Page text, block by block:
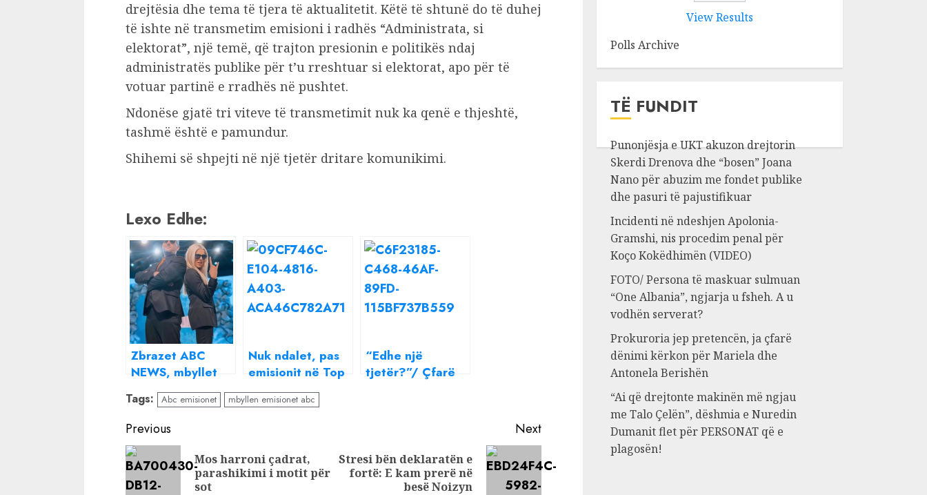
drejtësia dhe tema të tjera të aktualitetit. Këtë të shtunë do të duhej
të ishte në transmetim emisioni i radhës “Administrata, si
elektorat”, një temë, që trajton presionin e politikës ndaj
administratës publike për t’u rreshtuar si elektorat, apo për të
votuar partinë e rradhës në pushtet.
Ndonëse gjatë tri viteve të transmetimit nuk ka qenë e thjeshtë,
tashmë është e pamundur.
Shihemi së shpejti në një tjetër dritare komunikimi.
Lexo Edhe:
Zbrazet ABC
NEWS, mbyllet
edhe emisioni
“Piranjat”, ikën
kryeredaktori i
Abcnews.al
Nuk ndalet, pas
emisionit në Top
Channel, Romeo
Veshaj gati një
emër të njohur
“Edhe një
tjetër?”/ Çfarë
Tags: Abc emisionet mbyllen emisionet abc
Continue
Reading
Previous
Previous
Mos harroni çadrat,
parashikimi i motit për
sot
Next
Next
Stresi bën deklaratën e
fortë: E kam prerë në
besë Noizyn
View Results
Polls Archive
TË FUNDIT
Punonjësja e UKT akuzon drejtorin
Skerdi Drenova dhe “bosen” Joana
Nano për abuzim me fondet publike
dhe pasuri të pajustifikuar
Incidenti në ndeshjen Apolonia-
Gramshi, nis procedim penal për
Koço Kokëdhimën (VIDEO)
FOTO/ Persona të maskuar sulmuan
“One Albania”, ngjarja u fsheh. A u
vodhën serverat?
Prokuroria jep pretencën, ja çfarë
dënimi kërkon për Mariela dhe
Antonela Berishën
“Ai që drejtonte makinën më ngjau
me Talo Çelën”, dëshmia e Nuredin
Dumanit flet për PERSONAT që e
plagosën!